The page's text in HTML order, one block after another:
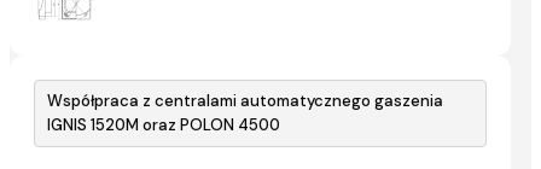
Współpraca z centralami automatycznego gaszenia
IGNIS 1520M oraz POLON 4500